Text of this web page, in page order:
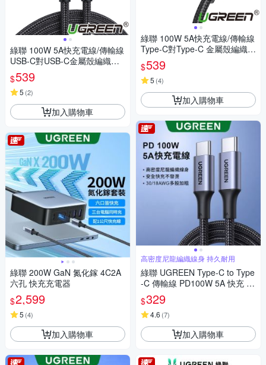
綠聯 100W 5A快充電線/傳輸線
USB-C對USB-C金屬殼編織雙L
版(1公尺)
$539
5 (2)
加入購物車
綠聯 200W GaN 氮化鎵 4C2A
六孔 快充充電器
$2,599
5 (4)
加入購物車
綠聯 100W 5A快充電線/傳輸線
Type-C對Type-C 金屬殼編織L
版(1公尺)
$539
5 (4)
加入購物車
高密度尼龍編織線身 持久耐用
綠聯 UGREEN Type-C to Type
-C 傳輸線 PD100W 5A 快充 金
屬殼編織 1M
$329
4.6 (7)
加入購物車